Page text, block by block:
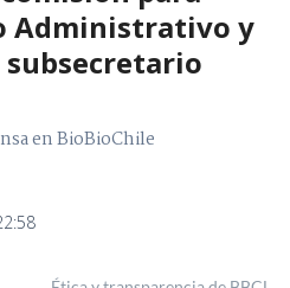
Administrativo y
en BioBioChile